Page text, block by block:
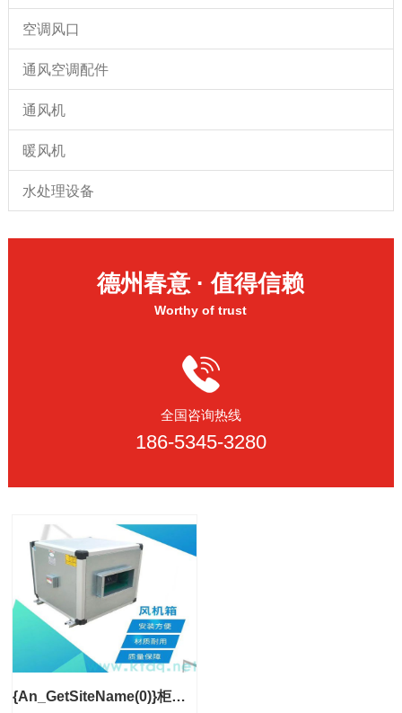
空调风口
通风空调配件
通风机
暖风机
水处理设备
德州春意 · 值得信赖
Worthy of trust
全国咨询热线
186-5345-3280
{An_GetSiteName(0)}柜式离心风机箱@排风风机箱@排烟风机箱@型号参数批发